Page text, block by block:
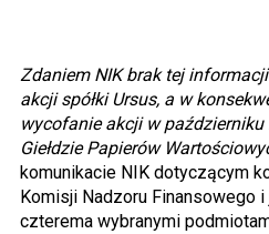
Zdaniem NIK brak tej
akcji spółki Ursus, a w
wycofanie akcji w październiku
Giełdzie Papierów
komunikacie NIK dotyczącym
Komisji Nadzoru Finansowego i
czterema wybranymi